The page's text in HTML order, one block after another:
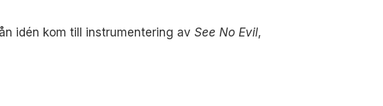
idén kom till instrumentering av See No Evil,